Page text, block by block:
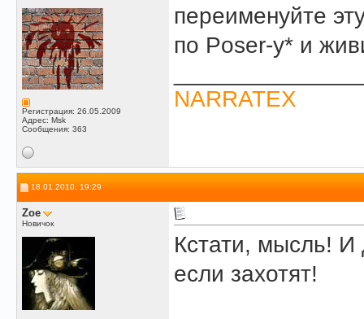
Регистрация: 26.05.2009
Адрес: Msk
Сообщения: 363
переименуйте
по Poser-у* и
NARRATEX
18.01.2010, 19:29
Zoe
Новичок
Кстати, мысль! И
если захотят!